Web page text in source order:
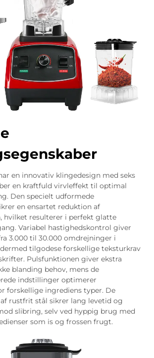
en innovativ klingedesign med seks
en kraftfuld virvleffekt til optimal
Den specielt udformede
en ensartet reduktion af
hvilket resulterer i perfekt glatte
Variabel hastighedskontrol giver
3.000 til 30.000 omdrejninger i
tilgodese forskellige teksturkrav
Pulsfunktionen giver ekstra
blanding behov, mens de
indstillinger optimerer
forskellige ingrediens typer. De
rustfrit stål sikrer lang levetid og
slibring, selv ved hyppig brug med
som is og frossen frugt.